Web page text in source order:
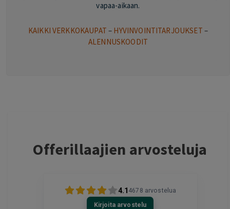
vapaa-aikaan.
KAIKKI VERKKOKAUPAT – HYVINVOINTITARJOUKSET –
ALENNUSKOODIT
Offerillaajien arvosteluja
4.1 4678 arvostelua
Kirjoita arvostelu